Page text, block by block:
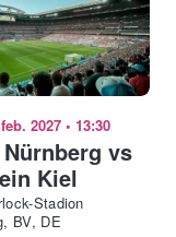
2027 • 13:30
Nürnberg vs
Kiel
Stadion
BV, DE